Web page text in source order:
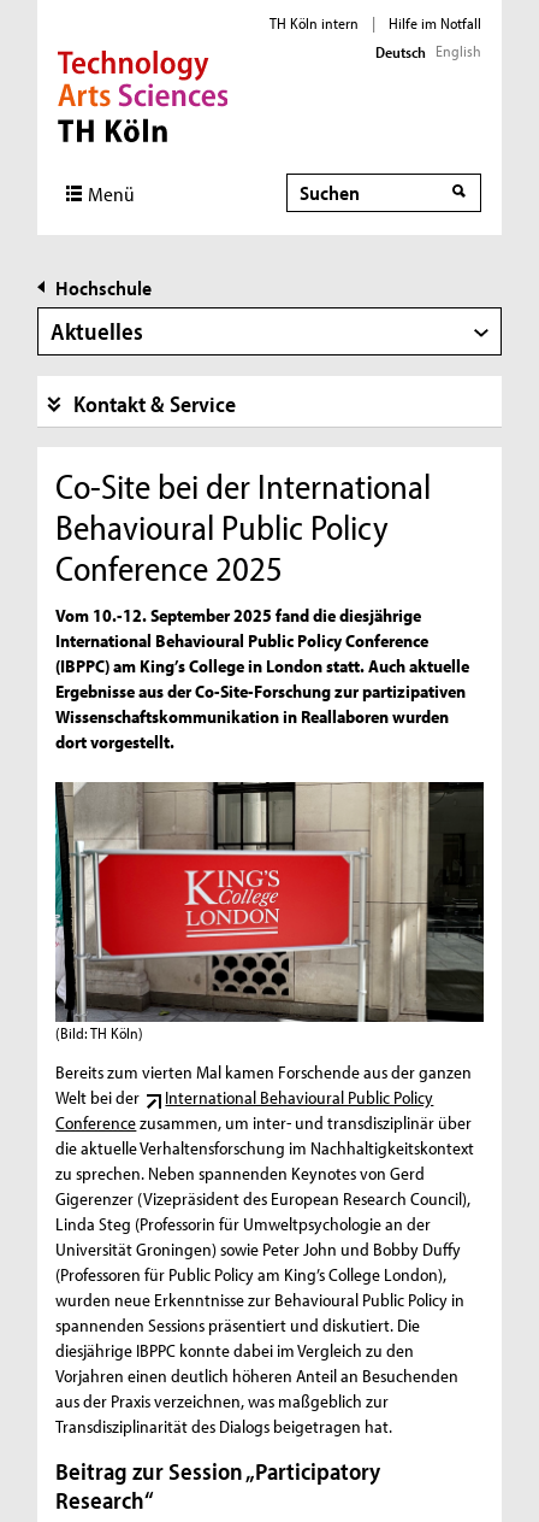
Direkt zur Hauptnavigation
Direkt zur Subnavigation
Direkt zum Inhalt
Direkt zum Fußbereich
TH Köln intern |
Hilfe im Notfall
Deutsch English
Menü Suche
Hochschule
Aktuelles
Kontakt & Service
Co-Site bei der International
Behavioural Public Policy
Conference 2025
Vom 10.-12. September 2025 fand die diesjährige
International Behavioural Public Policy Conference
(IBPPC) am King’s College in London statt. Auch aktuelle
Ergebnisse aus der Co-Site-Forschung zur partizipativen
Wissenschaftskommunikation in Reallaboren wurden
dort vorgestellt.
(Bild: TH Köln)
Bereits zum vierten Mal kamen Forschende aus der ganzen
Welt bei der
International Behavioural Public Policy
Conferencezusammen, um inter- und transdisziplinär über
die aktuelle Verhaltensforschung im Nachhaltigkeitskontext
zu sprechen. Neben spannenden Keynotes von Gerd
Gigerenzer (Vizepräsident des European Research Council),
Linda Steg (Professorin für Umweltpsychologie an der
Universität Groningen) sowie Peter John und Bobby Duffy
(Professoren für Public Policy am King’s College London),
wurden neue Erkenntnisse zur Behavioural Public Policy in
spannenden Sessions präsentiert und diskutiert. Die
diesjährige IBPPC konnte dabei im Vergleich zu den
Vorjahren einen deutlich höheren Anteil an Besuchenden
aus der Praxis verzeichnen, was maßgeblich zur
Transdisziplinarität des Dialogs beigetragen hat.
Beitrag zur Session „Participatory
Research“